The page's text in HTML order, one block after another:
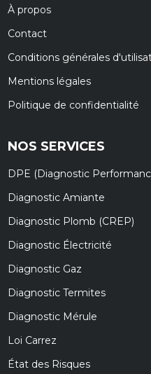
À propos
Contact
Conditions générales
Mentions légales
Politique de confidentialité
NOS SERVICES
DPE (Diagnostic
Diagnostic Amiante
Diagnostic Plomb (CREP)
Diagnostic Électricité
Diagnostic Gaz
Diagnostic Termites
Diagnostic Mérule
Loi Carrez
État des Risques